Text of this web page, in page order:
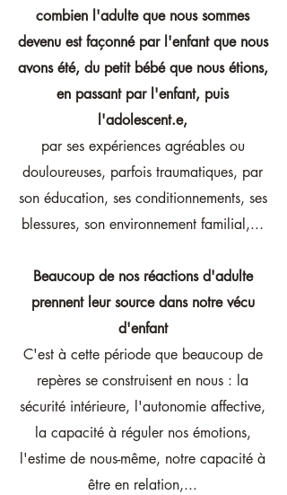
combien l'adulte que nous sommes
devenu est façonné par l'enfant que nous
avons été, du petit bébé que nous étions,
en passant par l'enfant, puis
l'adolescent.e,
par ses expériences agréables ou
douloureuses, parfois traumatiques, par
son éducation, ses conditionnements, ses
blessures, son environnement familial,...
Beaucoup de nos réactions d'adulte
prennent leur source dans notre vécu
d'enfant
C'est à cette période que beaucoup de
repères se construisent en nous : la
sécurité intérieure, l'autonomie affective,
la capacité à réguler nos émotions,
l'estime de nous-même, notre capacité à
être en relation,...